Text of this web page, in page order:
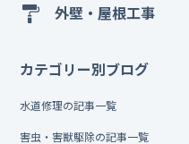
外壁・屋根工事
カテゴリー別ブログ
水道修理の記事一覧
害虫・害獣駆除の記事一覧